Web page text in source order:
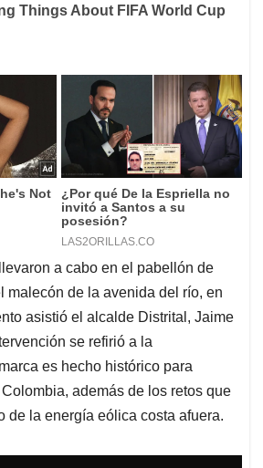
a cabo en el pabellón de
malecón de la avenida del río, en
asistió el alcalde Distrital, Jaime
se refirió a la
es hecho histórico para
además de los retos que
de la energía eólica costa afuera.